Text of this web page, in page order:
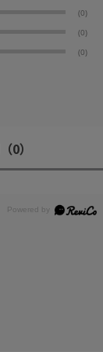
(0)
(0)
(0)
（0）